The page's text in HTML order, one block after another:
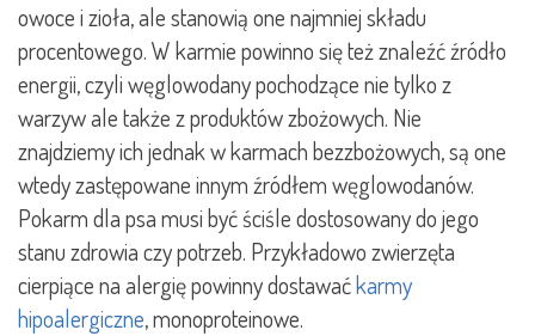
owoce i zioła, ale stanowią one najmniej składu
procentowego. W karmie powinno się też znaleźć źródło
energii, czyli węglowodany pochodzące nie tylko z
warzyw ale także z produktów zbożowych. Nie
znajdziemy ich jednak w karmach bezzbożowych, są one
wtedy zastępowane innym źródłem węglowodanów.
Pokarm dla psa musi być ściśle dostosowany do jego
stanu zdrowia czy potrzeb. Przykładowo zwierzęta
cierpiące na alergię powinny dostawaćkarmy
hipoalergiczne, monoproteinowe.